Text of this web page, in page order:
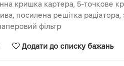
кришка картера, 5-точкове
посилена решітка
фільтр
Додати до списку бажань